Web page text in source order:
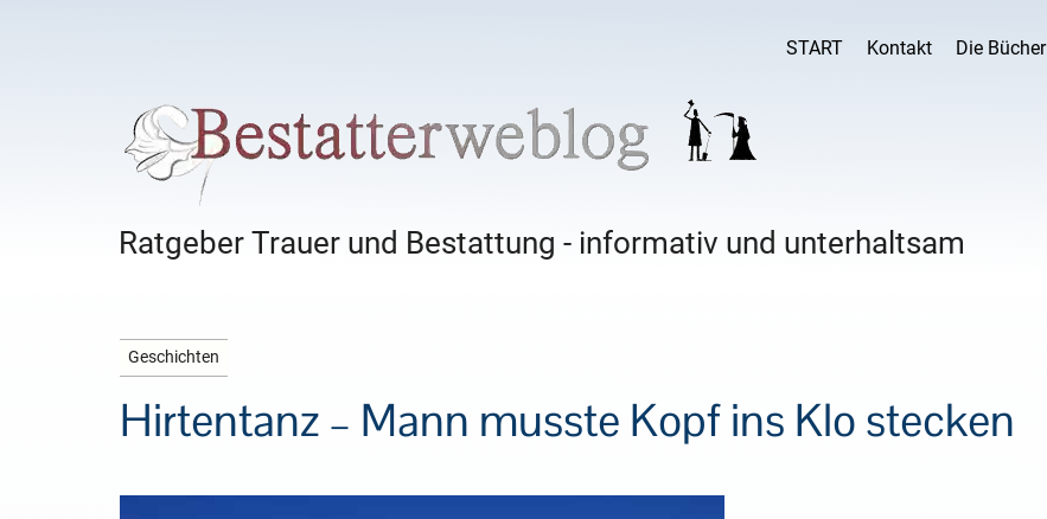
START Kontakt Die Bücher
Ratgeber Trauer und Bestattung - informativ und unterhaltsam
Geschichten
Hirtentanz – Mann musste Kopf ins Klo stecken